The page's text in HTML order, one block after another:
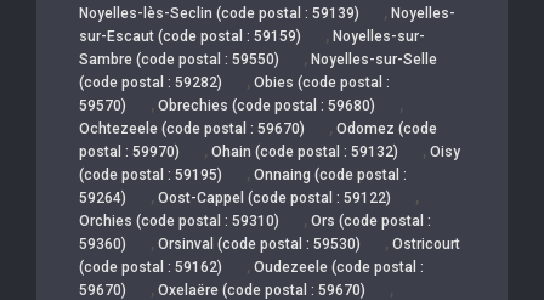
Noyelles-lès-Seclin (code postal : 59139) , Noyelles-
sur-Escaut (code postal : 59159)
, Noyelles-sur-
Sambre (code postal : 59550)
, Noyelles-sur-Selle
(code postal : 59282)
, Obies (code postal :
59570)
, Obrechies (code postal : 59680) ,
Ochtezeele (code postal : 59670) , Odomez (code
postal : 59970)
, Ohain (code postal : 59132) , Oisy
(code postal : 59195)
, Onnaing (code postal :
59264)
, Oost-Cappel (code postal : 59122) ,
Orchies (code postal : 59310) , Ors (code postal :
59360)
, Orsinval (code postal : 59530) , Ostricourt
(code postal : 59162)
, Oudezeele (code postal :
59670)
, Oxelaëre (code postal : 59670) ,